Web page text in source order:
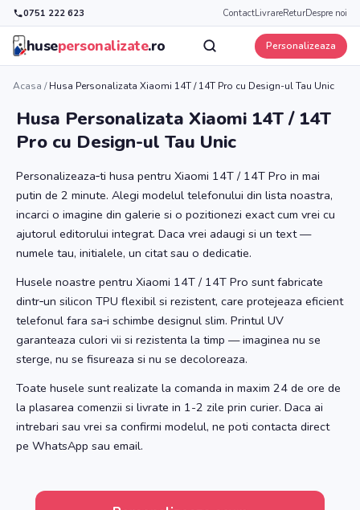
0751 222 623 ContactLivrareReturDespre noi
husepersonalizate.ro Personalizeaza
Acasa /Husa Personalizata Xiaomi 14T / 14T Pro cu Design-ul Tau Unic
Husa Personalizata Xiaomi 14T / 14T
Pro cu Design-ul Tau Unic
Personalizeaza‑ti husa pentru Xiaomi 14T / 14T Pro in mai
putin de 2 minute. Alegi modelul telefonului din lista noastra,
incarci o imagine din galerie si o pozitionezi exact cum vrei cu
ajutorul editorului integrat. Daca vrei adaugi si un text —
numele tau, initialele, un citat sau o dedicatie.
Husele noastre pentru Xiaomi 14T / 14T Pro sunt fabricate
dintr‑un silicon TPU flexibil si rezistent, care protejeaza eficient
telefonul fara sa‑i schimbe designul slim. Printul UV
garanteaza culori vii si rezistenta la timp — imaginea nu se
sterge, nu se fisureaza si nu se decoloreaza.
Toate husele sunt realizate la comanda in maxim 24 de ore de
la plasarea comenzii si livrate in 1-2 zile prin curier. Daca ai
intrebari sau vrei sa confirmi modelul, ne poti contacta direct
pe WhatsApp sau email.